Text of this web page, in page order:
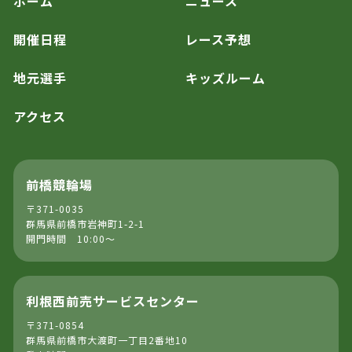
開催日程 レース予想
地元選手 キッズルーム
アクセス
前橋競輪場
〒371-0035
群馬県前橋市岩神町1-2-1
開門時間 10:00～
利根西前売サービスセンター
〒371-0854
群馬県前橋市大渡町一丁目2番地10